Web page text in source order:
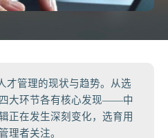
才管理的现状与趋势。从选
大环节各有核心发现——中
正在发生深刻变化，选育用
理者关注。